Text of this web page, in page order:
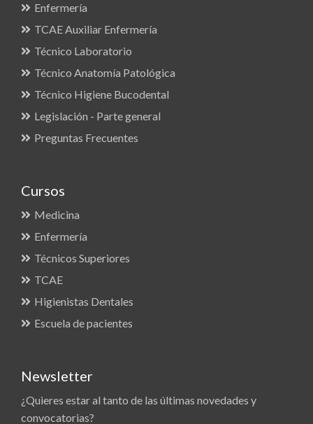
Enfermería
TCAE Auxiliar Enfermería
Técnico Laboratorio
Técnico Anatomía Patológica
Técnico Higiene Bucodental
Legislación - Parte general
Preguntas Frecuentes
Cursos
Medicina
Enfermería
Técnicos Superiores
TCAE
Higienistas Dentales
Escuela de pacientes
Newsletter
¿Quieres estar al tanto de las últimas novedades y
convocatorias?